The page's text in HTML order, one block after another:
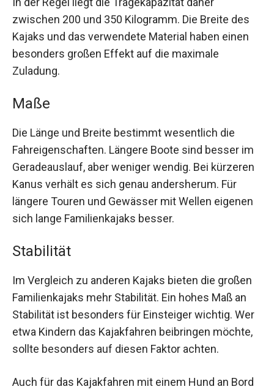
zwischen 200 und 350 Kilogramm. Die Breite des
Kajaks und das verwendete Material haben einen
besonders großen Effekt auf die maximale
Zuladung.
Maße
Die Länge und Breite bestimmt wesentlich die
Fahreigenschaften. Längere Boote sind besser im
Geradeauslauf, aber weniger wendig. Bei kürzeren
Kanus verhält es sich genau andersherum. Für
längere Touren und Gewässer mit Wellen eigenen
sich lange Familienkajaks besser.
Stabilität
Im Vergleich zu anderen Kajaks bieten die großen
Familienkajaks mehr Stabilität. Ein hohes Maß an
Stabilität ist besonders für Einsteiger wichtig. Wer
etwa Kindern das Kajakfahren beibringen möchte,
sollte besonders auf diesen Faktor achten.
Auch für das Kajakfahren mit einem Hund an Bord